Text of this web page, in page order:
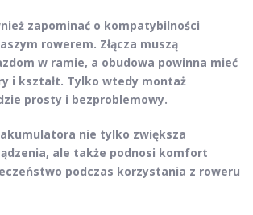
zapominać o kompatybilności
rowerem. Złącza muszą
w ramie, a obudowa powinna mieć
i kształt. Tylko wtedy montaż
prosty i bezproblemowy.
akumulatora nie tylko zwiększa
ale także podnosi komfort
podczas korzystania z roweru